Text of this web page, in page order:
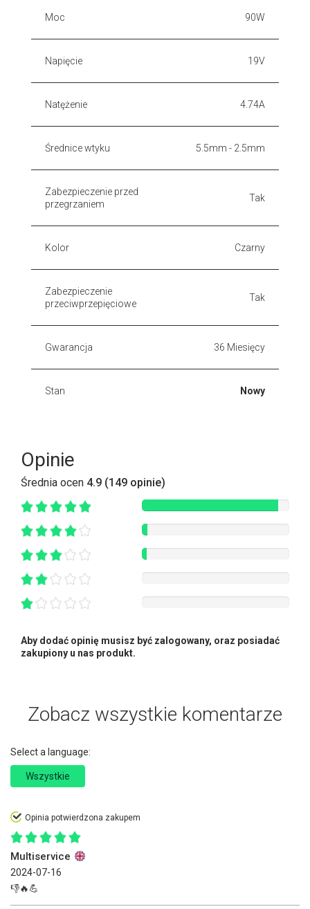
Moc 90W
Napięcie 19V
Natężenie 4.74A
Średnice wtyku 5.5mm - 2.5mm
Zabezpieczenie przed
przegrzaniem
Tak
Kolor Czarny
Zabezpieczenie
przeciwprzepięciowe
Tak
Gwarancja 36 Miesięcy
Stan Nowy
Opinie
Średnia ocen 4.9 (149 opinie)
Aby dodać opinię musisz być zalogowany, oraz posiadać
zakupiony u nas produkt.
Zobacz wszystkie komentarze
Select a language:
Wszystkie
Opinia potwierdzona zakupem
Multiservice
2024-07-16
👎🔥💪